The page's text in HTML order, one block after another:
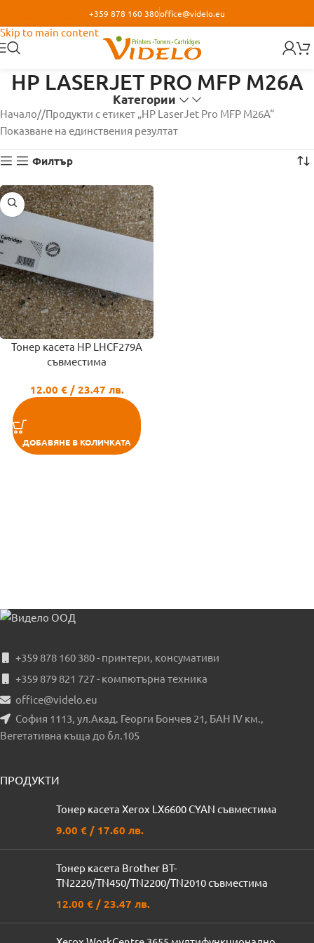
Skip to main content
+359 878 160 380office@videlo.eu
HP LASERJET PRO MFP M26A
Категории
Начало/ Продукти с етикет „HP LaserJet Pro MFP M26A“
Показване на единствения резултат
Филтър
Тонер касета HP LHCF279A
съвместима
12.00 €/ 23.47 лв.
ДОБАВЯНЕ В КОЛИЧКАТА
+359 878 160 380 - принтери, консумативи
+359 879 821 727 - компютърна техника
office@videlo.eu
София 1113, ул.Акад. Георги Бончев 21, БАН IV км.,
Вегетативна къща до бл.105
ПРОДУКТИ
Тонер касета Xerox LX6600 CYAN съвместима
9.00 € / 17.60 лв.
Тонер касета Brother BT-
TN2220/TN450/TN2200/TN2010 съвместима
12.00 € / 23.47 лв.